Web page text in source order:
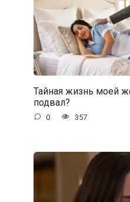
Тайная жизнь моей
подвал?
0 357